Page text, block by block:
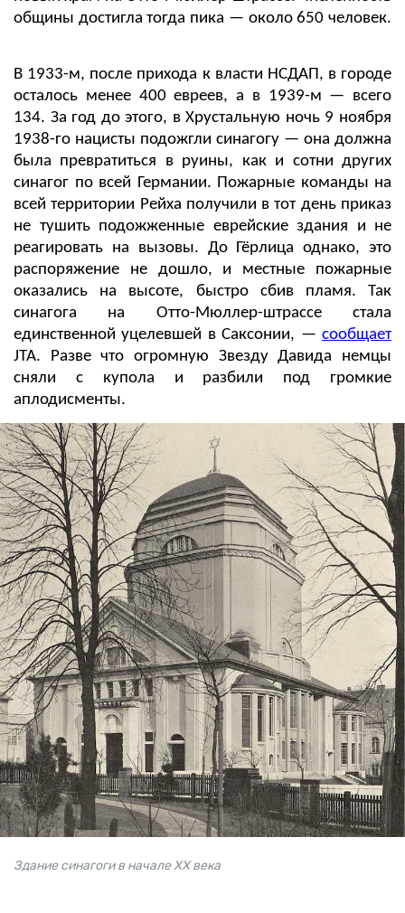
общины достигла тогда пика — около 650 человек.
В 1933-м, после прихода к власти НСДАП, в городе
осталось менее 400 евреев, а в 1939-м — всего
134. За год до этого, в Хрустальную ночь 9 ноября
1938-го нацисты подожгли синагогу — она должна
была превратиться в руины, как и сотни других
синагог по всей Германии. Пожарные команды на
всей территории Рейха получили в тот день приказ
не тушить подожженные еврейские здания и не
реагировать на вызовы. До Гёрлица однако, это
распоряжение не дошло, и местные пожарные
оказались на высоте, быстро сбив пламя. Так
синагога на Отто-Мюллер-штрассе стала
единственной уцелевшей в Саксонии, — сообщает
JTA. Разве что огромную Звезду Давида немцы
сняли с купола и разбили под громкие
аплодисменты.
Здание синагоги в начале XX века